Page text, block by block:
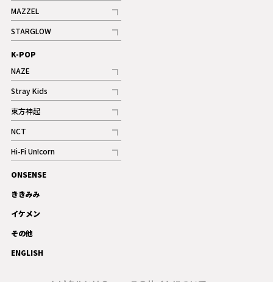
記事
ギャラリー
MAZZEL
記事
ギャラリー
STARGLOW
記事
K-POP
NAZE
記事
Stray Kids
記事
東方神起
記事
NCT
記事
Hi-Fi Un!corn
記事
ギャラリー
ONSENSE
ききみみ
イケメン
その他
ENGLISH